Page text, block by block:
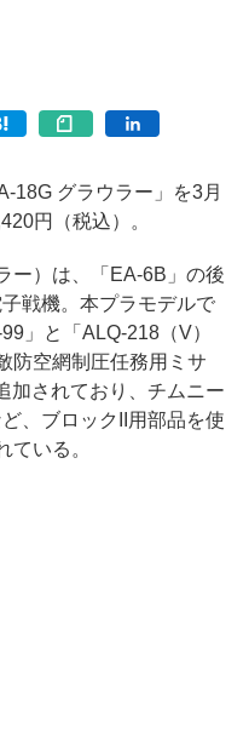
18G グラウラー」を3月
円（税込）。
ー）は、「EA-6B」の後
戦機。本プラモデルで
」と「ALQ-218（V）
防空網制圧任務用ミサ
加されており、チムニー
、ブロックII用部品を使
ている。